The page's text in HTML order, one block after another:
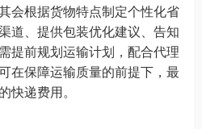
会根据货物特点制定个性化省
道、提供包装优化建议、告知
提前规划运输计划，配合代理
在保障运输质量的前提下，最
快递费用。